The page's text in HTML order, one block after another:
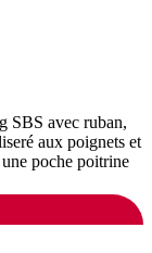
SBS avec ruban,
aux poignets et
poche poitrine